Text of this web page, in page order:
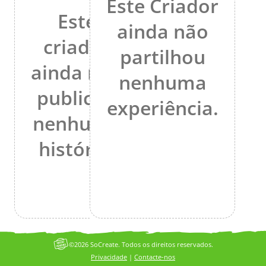
Este
criador
ainda não
publicou
nenhuma
história.
Este Criador
ainda não
partilhou
nenhuma
experiência.
Privacidade | Contacte-nos
©2026 SoCreate. Todos os direitos reservados.